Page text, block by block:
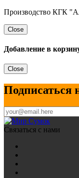
Производство КГК
Close
Добавление в
Close
Подписаться
Связаться с нами